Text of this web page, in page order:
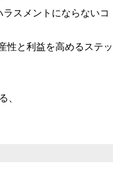
スメントにならないコ
性と利益を高めるステッ
、